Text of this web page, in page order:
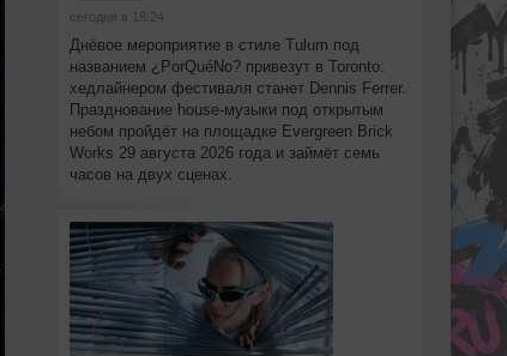
сегодня в 18:24
Днёвое мероприятие в стиле Tulum под
названием ¿PorQuéNo? привезут в Toronto:
хедлайнером фестиваля станет Dennis Ferrer.
Празднование house-музыки под открытым
небом пройдёт на площадке Evergreen Brick
Works 29 августа 2026 года и займёт семь
часов на двух сценах.